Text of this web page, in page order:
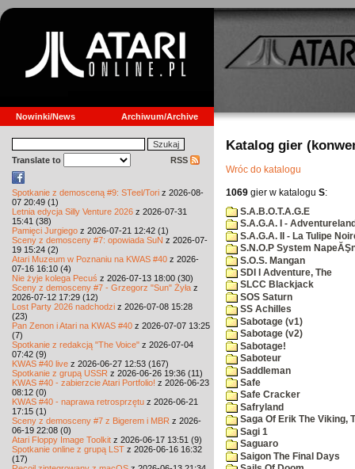
Nowinki/News Archiwum/Archive
Translate to RSS
Spotkanie z demosceną #9: STeel/Tori z 2026-08-
07 20:49 (1)
Letnia edycja Silly Venture 2026 z 2026-07-31
15:41 (38)
Pamięci Jurgiego z 2026-07-21 12:42 (1)
Sceny z demosceny #7: opowiada SuN z 2026-07-
19 15:24 (2)
Atari Muzeum w Poznaniu na KWAS #40 z 2026-
07-16 16:10 (4)
Nie żyje kolega Pecuś z 2026-07-13 18:00 (30)
Sceny z demosceny #7 - Grzegorz "Sun" Żyła z
2026-07-12 17:29 (12)
Lost Party 2026 nadchodzi z 2026-07-08 15:28
(23)
Pan Zenon i Atari na KWAS #40 z 2026-07-07 13:25
(7)
Spotkanie z redakcją "The Voice" z 2026-07-04
07:42 (9)
KWAS #40 live z 2026-06-27 12:53 (167)
Spotkanie z grupą USSR z 2026-06-26 19:36 (11)
KWAS #40 - zabierzcie Atari Portfolio! z 2026-06-23
08:12 (0)
KWAS #40 - naprawa retrosprzętu z 2026-06-21
17:15 (1)
Sceny z demosceny #7 z Bigerem i MBR z 2026-
06-19 22:08 (0)
Atari Floppy Image Toolkit z 2026-06-17 13:51 (9)
Spotkanie online z grupą LST z 2026-06-16 16:32
(17)
Katalog gier
Wróc do katalogu
1069 gier w katalogu S:
S.A.B.O.T.A.G.E
S.A.G.A. I -
S.A.G.A. II - La Tulipe
S.N.O.P System
S.O.S. Mangan
SDI I Adventure, The
SLCC Blackjack
SOS Saturn
SS Achilles
Sabotage (v1)
Sabotage (v2)
Sabotage!
Saboteur
Saddleman
Safe
Safe Cracker
Safryland
Saga Of Erik The Viking,
Sagi 1
Saguaro
Saigon The Final Days